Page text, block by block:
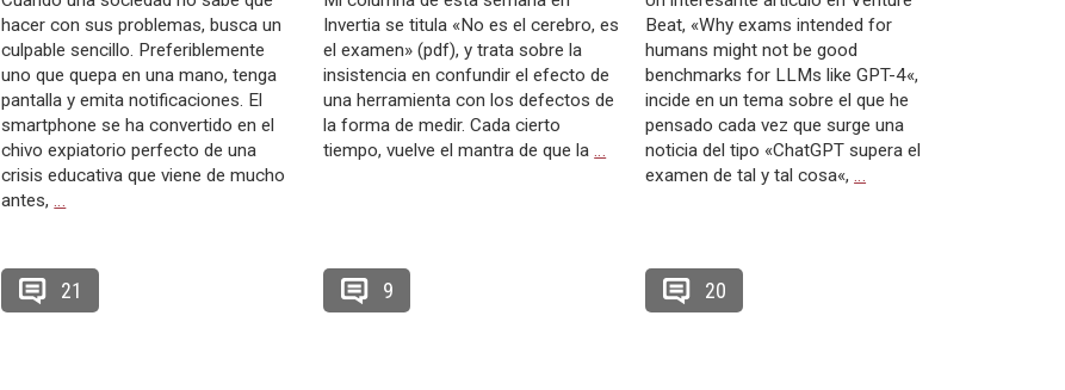
hacer con sus problemas, busca un
culpable sencillo. Preferiblemente
uno que quepa en una mano, tenga
pantalla y emita notificaciones. El
smartphone se ha convertido en el
chivo expiatorio perfecto de una
crisis educativa que viene de mucho
antes,…
21
Invertia se titula «No es el cerebro, es
el examen» (pdf), y trata sobre la
insistencia en confundir el efecto de
una herramienta con los defectos de
la forma de medir. Cada cierto
tiempo, vuelve el mantra de que la…
9
Beat, «Why exams intended for
humans might not be good
benchmarks for LLMs like GPT-4«,
incide en un tema sobre el que he
pensado cada vez que surge una
noticia del tipo «ChatGPT supera el
examen de tal y tal cosa«,…
20